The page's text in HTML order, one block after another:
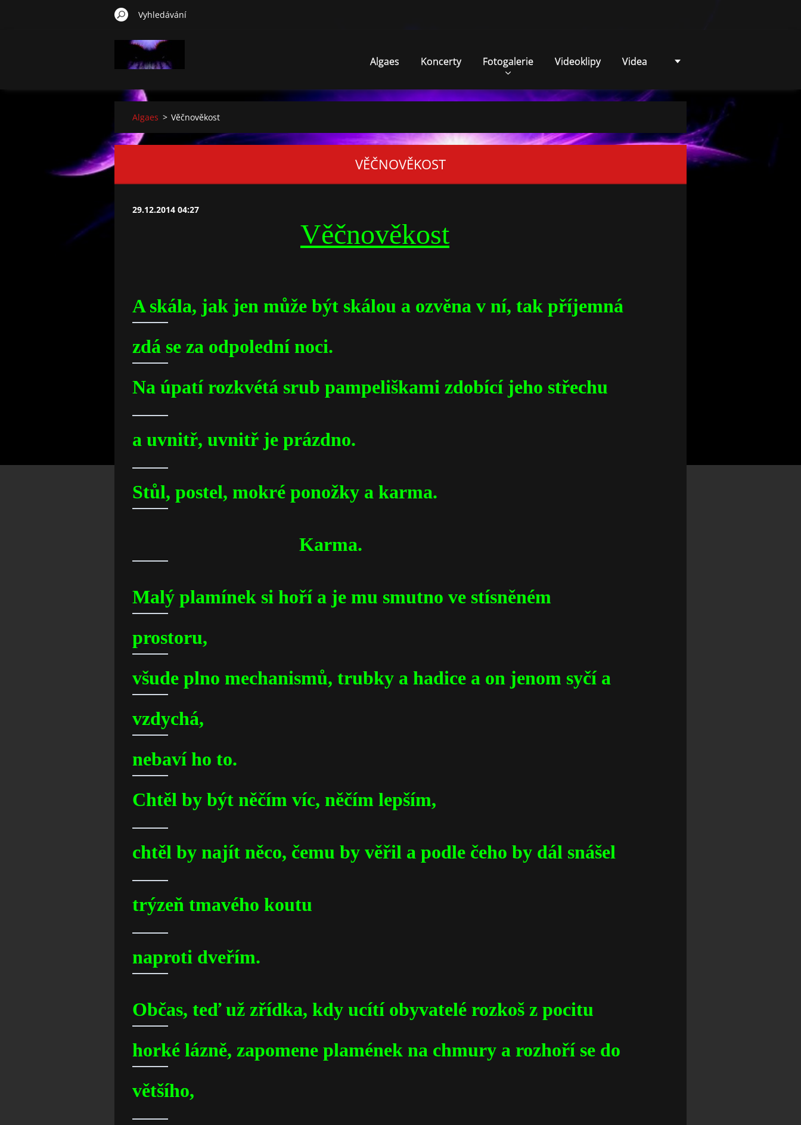
Algaes Koncerty Fotogalerie Videoklipy Videa
Algaes > Věčnověkost
VĚČNOVĚKOST
29.12.2014 04:27
Věčnověkost
A skála, jak jen může být skálou a ozvěna v ní, tak příjemná
zdá se za odpolední noci.
Na úpatí rozkvétá srub pampeliškami zdobící jeho střechu
a uvnitř, uvnitř je prázdno.
Stůl, postel, mokré ponožky a karma.
Karma.
Malý plamínek si hoří a je mu smutno ve stísněném
prostoru,
všude plno mechanismů, trubky a hadice a on jenom syčí a
vzdychá,
nebaví ho to.
Chtěl by být něčím víc, něčím lepším,
chtěl by najít něco, čemu by věřil a podle čeho by dál snášel
trýzeň tmavého koutu
naproti dveřím.
Občas, teď už zřídka, kdy ucítí obyvatelé rozkoš z pocitu
horké lázně, zapomene plamének na chmury a rozhoří se do
většího,